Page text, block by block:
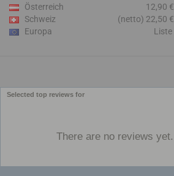
Österreich
12,90 €
Schweiz
(netto) 22,50 €
Europa
Liste
Selected top reviews for
There are no reviews yet.